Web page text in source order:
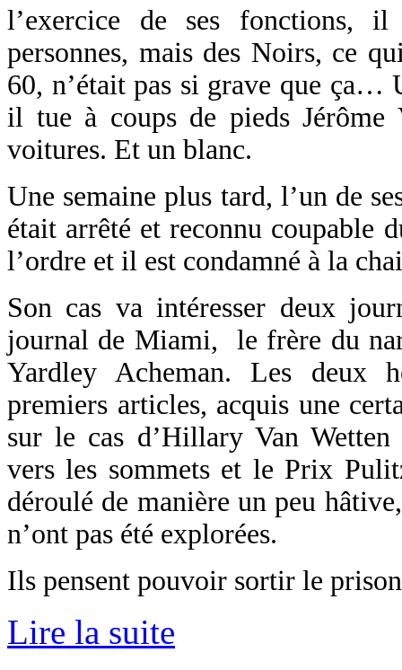
l’exercice de ses fonctions,
personnes, mais des Noirs, ce
60, n’était pas si grave que ça…
il tue à coups de pieds Jérôme
voitures. Et un blanc.
Une semaine plus tard, l’un de
était arrêté et reconnu coupable
l’ordre et il est condamné à la
Son cas va intéresser deux
journal de Miami, le frère du
Yardley Acheman. Les deux
premiers articles, acquis une
sur le cas d’Hillary Van
vers les sommets et le Prix
déroulé de manière un peu
n’ont pas été explorées.
Ils pensent pouvoir sortir le
Lire la suite